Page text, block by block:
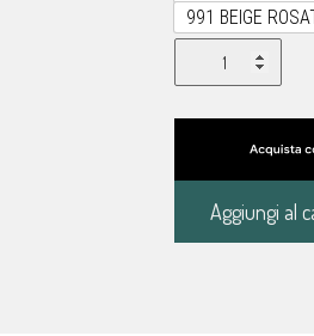
991 BEIGE
Mara
Aggiungi al